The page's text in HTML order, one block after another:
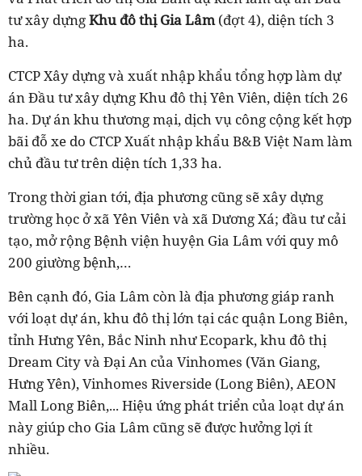
tư xây dựngKhu đô thị Gia Lâm(đợt 4), diện tích 3
ha.
CTCP Xây dựng và xuất nhập khẩu tổng hợp làm dự
án Đầu tư xây dựng Khu đô thị Yên Viên, diện tích 26
ha. Dự án khu thương mại, dịch vụ công cộng kết hợp
bãi đỗ xe do CTCP Xuất nhập khẩu B&B Việt Nam làm
chủ đầu tư trên diện tích 1,33 ha.
Trong thời gian tới, địa phương cũng sẽ xây dựng
trường học ở xã Yên Viên và xã Dương Xá; đầu tư cải
tạo, mở rộng Bệnh viện huyện Gia Lâm với quy mô
200 giường bệnh,…
Bên cạnh đó, Gia Lâm còn là địa phương giáp ranh
với loạt dự án, khu đô thị lớn tại các quận Long Biên,
tỉnh Hưng Yên, Bắc Ninh như Ecopark, khu đô thị
Dream City và Đại An của Vinhomes (Văn Giang,
Hưng Yên), Vinhomes Riverside (Long Biên), AEON
Mall Long Biên,... Hiệu ứng phát triển của loạt dự án
này giúp cho Gia Lâm cũng sẽ được hưởng lợi ít
nhiều.